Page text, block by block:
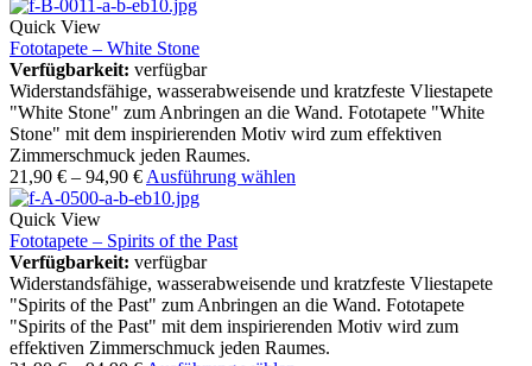
Quick View
Fototapete – White Stone
Verfügbarkeit: verfügbar
Widerstandsfähige, wasserabweisende und kratzfeste Vliestapete
"White Stone" zum Anbringen an die Wand. Fototapete "White
Stone" mit dem inspirierenden Motiv wird zum effektiven
Zimmerschmuck jeden Raumes.
21,90 € – 94,90 € Ausführung wählen
Quick View
Fototapete – Spirits of the Past
Verfügbarkeit: verfügbar
Widerstandsfähige, wasserabweisende und kratzfeste Vliestapete
"Spirits of the Past" zum Anbringen an die Wand. Fototapete
"Spirits of the Past" mit dem inspirierenden Motiv wird zum
effektiven Zimmerschmuck jeden Raumes.